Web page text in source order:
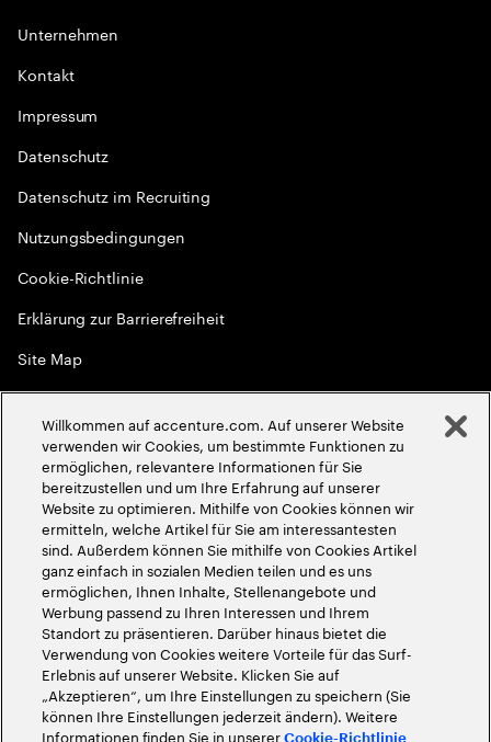
Unternehmen
Kontakt
Impressum
Datenschutz
Datenschutz im Recruiting
Nutzungsbedingungen
Cookie-Richtlinie
Erklärung zur Barrierefreiheit
Site Map
Globale Meritokratie
2026Accenture. Alle Rechte vorbehalten
Willkommen auf accenture.com. Auf unserer Website
verwenden wir Cookies, um bestimmte Funktionen zu
ermöglichen, relevantere Informationen für Sie
bereitzustellen und um Ihre Erfahrung auf unserer
Website zu optimieren. Mithilfe von Cookies können wir
ermitteln, welche Artikel für Sie am interessantesten
sind. Außerdem können Sie mithilfe von Cookies Artikel
ganz einfach in sozialen Medien teilen und es uns
ermöglichen, Ihnen Inhalte, Stellenangebote und
Werbung passend zu Ihren Interessen und Ihrem
Standort zu präsentieren. Darüber hinaus bietet die
Verwendung von Cookies weitere Vorteile für das Surf-
Erlebnis auf unserer Website. Klicken Sie auf
„Akzeptieren“, um Ihre Einstellungen zu speichern (Sie
können Ihre Einstellungen jederzeit ändern). Weitere
Informationen finden Sie in unsererCookie-Richtlinie